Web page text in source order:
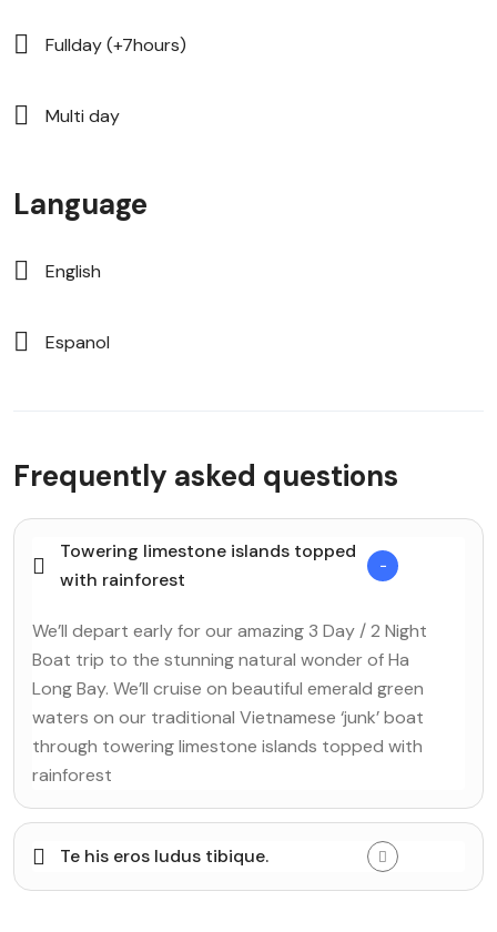
Fullday (+7hours)
Multi day
Language
English
Espanol
Frequently asked questions
Towering limestone islands topped
with rainforest
We’ll depart early for our amazing 3 Day / 2 Night
Boat trip to the stunning natural wonder of Ha
Long Bay. We’ll cruise on beautiful emerald green
waters on our traditional Vietnamese ‘junk’ boat
through towering limestone islands topped with
rainforest
Te his eros ludus tibique.